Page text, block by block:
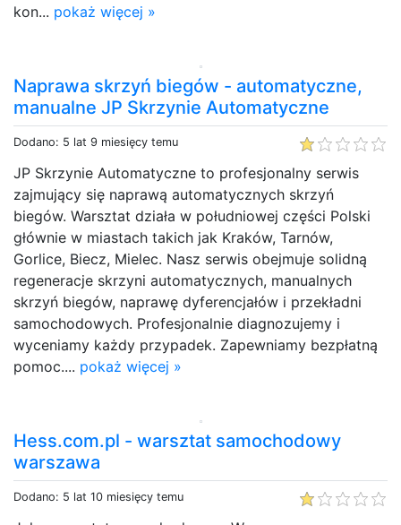
kon... pokaż więcej »
Naprawa skrzyń biegów - automatyczne,
manualne JP Skrzynie Automatyczne
Dodano: 5 lat 9 miesięcy temu
JP Skrzynie Automatyczne to profesjonalny serwis
zajmujący się naprawą automatycznych skrzyń
biegów. Warsztat działa w południowej części Polski
głównie w miastach takich jak Kraków, Tarnów,
Gorlice, Biecz, Mielec. Nasz serwis obejmuje solidną
regeneracje skrzyni automatycznych, manualnych
skrzyń biegów, naprawę dyferencjałów i przekładni
samochodowych. Profesjonalnie diagnozujemy i
wyceniamy każdy przypadek. Zapewniamy bezpłatną
pomoc.... pokaż więcej »
Hess.com.pl - warsztat samochodowy
warszawa
Dodano: 5 lat 10 miesięcy temu